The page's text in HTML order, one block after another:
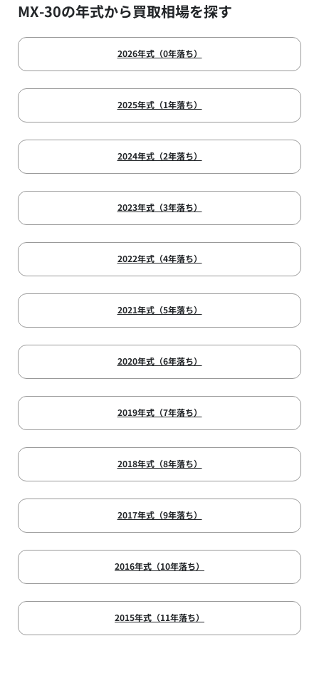
MX-30の年式から買取相場を探す
2026年式（0年落ち）
2025年式（1年落ち）
2024年式（2年落ち）
2023年式（3年落ち）
2022年式（4年落ち）
2021年式（5年落ち）
2020年式（6年落ち）
2019年式（7年落ち）
2018年式（8年落ち）
2017年式（9年落ち）
2016年式（10年落ち）
2015年式（11年落ち）